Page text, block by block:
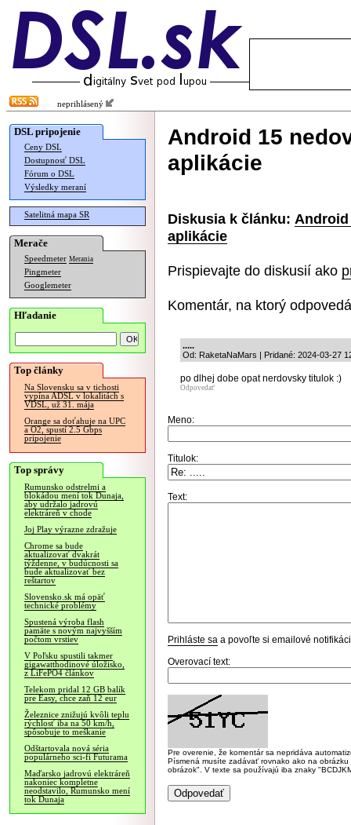
neprihlásený
DSL pripojenie
Ceny DSL
Dostupnosť DSL
Fórum o DSL
Výsledky meraní
Satelitná mapa SR
Merače
Speedmeter Merania
Pingmeter
Googlemeter
Hľadanie
Top články
Na Slovensku sa v tichosti
vypína ADSL v lokalitách s
VDSL, už 31. mája
Orange sa doťahuje na UPC
a O2, spustí 2.5 Gbps
pripojenie
Top správy
Rumunsko odstrelmi a
blokádou mení tok Dunaja,
aby udržalo jadrovú
elektráreň v chode
Joj Play výrazne zdražuje
Chrome sa bude
aktualizovať dvakrát
týždenne, v budúcnosti sa
bude aktualizovať bez
reštartov
Slovensko.sk má opäť
technické problémy
Spustená výroba flash
pamäte s novým najvyšším
počtom vrstiev
V Poľsku spustili takmer
gigawatthodinové úložisko,
z LiFePO4 článkov
Telekom pridal 12 GB balík
pre Easy, chce zaň 12 eur
Železnice znižujú kvôli teplu
rýchlosť iba na 50 km/h,
spôsobuje to meškanie
Odštartovala nová séria
populárneho sci-fi Futurama
Maďarsko jadrovú elektráreň
nakoniec kompletne
neodstavilo, Rumunsko mení
tok Dunaja
Android 15
aplikácie
Diskusia k článku:
aplikácie
Prispievajte do diskusií ako
Komentár, na ktorý
.....
Od: RaketaNaMars | Pridané: 2024-03-27
po dlhej dobe opat nerdovsky titulok :)
Odpovedať
Meno:
Titulok:
Text:
Prihláste sa a povoľte si emailové
Overovací text:
Pre overenie, že komentár sa nepridáva
Písmená musíte zadávať rovnako ako na
obrázok". V texte sa používajú iba znaky